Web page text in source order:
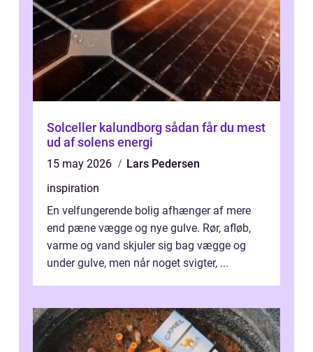
Solceller kalundborg sådan får du mest
ud af solens energi
15 may 2026
Lars Pedersen
inspiration
En velfungerende bolig afhænger af mere
end pæne vægge og nye gulve. Rør, afløb,
varme og vand skjuler sig bag vægge og
under gulve, men når noget svigter, ...